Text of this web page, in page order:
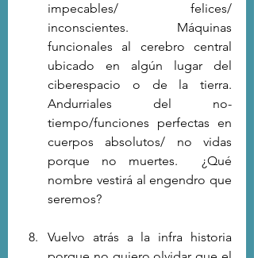
impecables/ felices/
inconscientes. Máquinas
funcionales al cerebro central
ubicado en algún lugar del
ciberespacio o de la tierra.
Andurriales del no-
tiempo/funciones perfectas en
cuerpos absolutos/ no vidas
porque no muertes.  ¿Qué
nombre vestirá al engendro que
seremos?
Vuelvo atrás a la infra historia